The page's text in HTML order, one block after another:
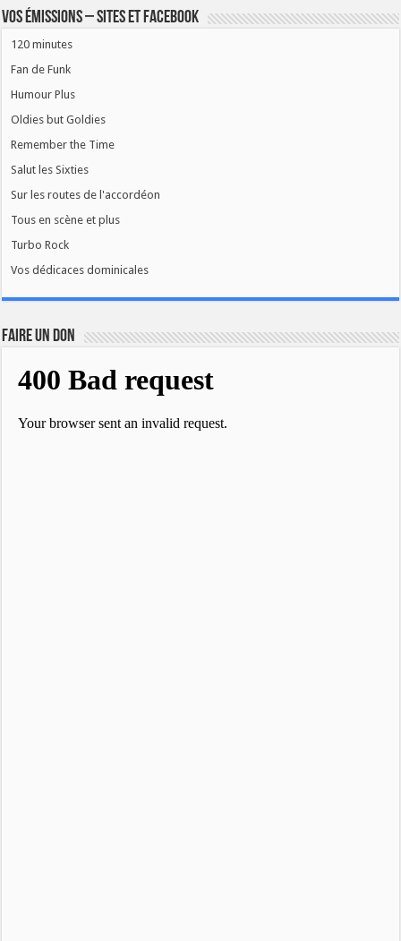
Vos émissions – Sites et Facebook
120 minutes
Fan de Funk
Humour Plus
Oldies but Goldies
Remember the Time
Salut les Sixties
Sur les routes de l'accordéon
Tous en scène et plus
Turbo Rock
Vos dédicaces dominicales
FAIRE UN DON